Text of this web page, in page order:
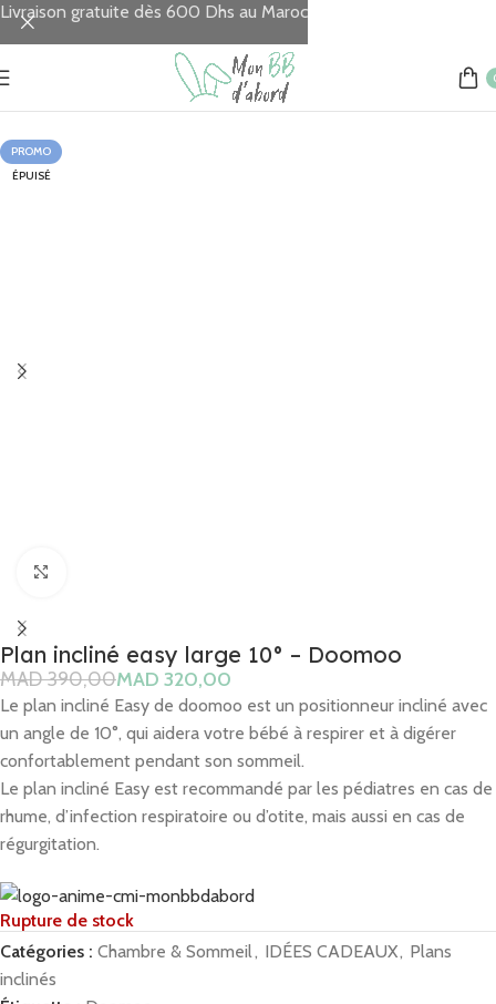
Accueil Chambre & Sommeil Plans inclinés
PROMO
ÉPUISÉ
Plan incliné easy large 10° – Doomoo
MAD390,00MAD 320,00
Le plan incliné Easy de doomoo est un positionneur incliné avec
un angle de 10°, qui aidera votre bébé à respirer et à digérer
confortablement pendant son sommeil.
Le plan incliné Easy est recommandé par les pédiatres en cas de
rhume, d’infection respiratoire ou d’otite, mais aussi en cas de
régurgitation.
Rupture de stock
Catégories : Chambre & Sommeil , IDÉES CADEAUX, Plans
inclinés
Livraison gratuite dès 600 Dhs au Maroc